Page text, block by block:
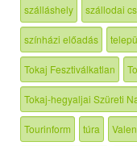
szálláshely szállodai
színházi előadás
Tokaj Fesztiválkatlan
Tokaj-hegyaljai Szüreti
Tourinform túra